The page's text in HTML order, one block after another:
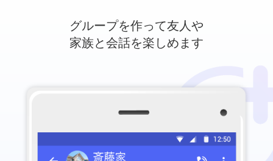
グループを作って友人や
家族と会話を楽しめます